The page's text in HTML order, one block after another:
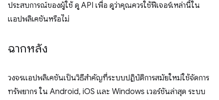
ประสบการณ์ของผู้ใช้ ดู API เพื่อ ดูว่าคุณควรใช้ฟีเจอร์เหล่านี้ใน
แอปพลิเคชันหรือไม่
ฉากหลัง
วงจรแอปพลิเคชันเป็นวิธีสำคัญที่ระบบปฏิบัติการสมัยใหม่ใช้จัดการ
ทรัพยากร ใน Android, iOS และ Windows เวอร์ชันล่าสุด ระบบ